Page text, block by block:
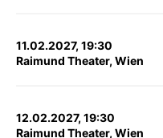
11.02.2027, 19:30
Raimund Theater, Wien
12.02.2027, 19:30
Raimund Theater, Wien